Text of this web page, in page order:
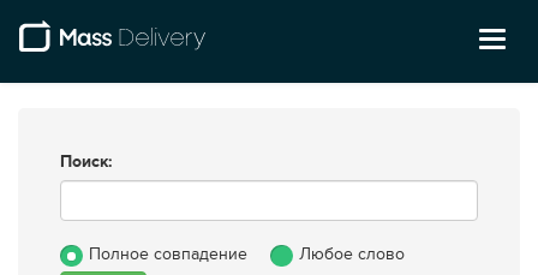
Поиск:
Полное совпадение Любое слово